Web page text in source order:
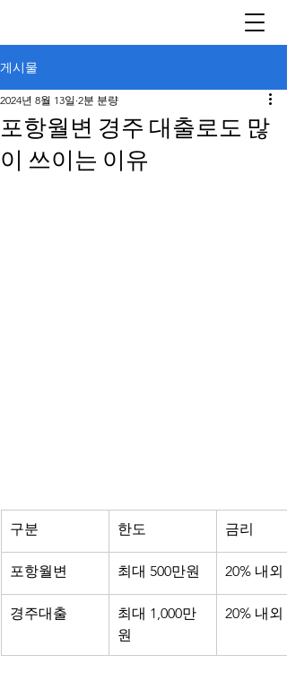
게시물
포항월변 경주 대출로도 많
이 쓰이는 이유
2024년 8월 13일 2분 분량
구분 한도 금리
포항월변 최대 500만원
경주대출
최대 1,000만
원
20% 내외